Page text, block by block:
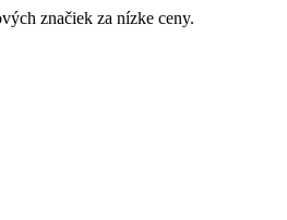
značiek za nízke ceny.